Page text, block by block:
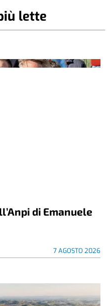
lette
di Emanuele
7 AGOSTO 2026